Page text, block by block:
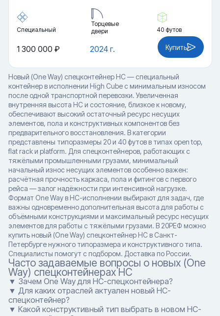
Специальный
Торцевые
двери
40 футов
2024 г.
1 300 000 ₽ Купить
Новый (One Way) спецконтейнер HC — специальный
контейнер в исполнении High Cube с минимальным износом
после одной транспортной перевозки. Увеличенная
внутренняя высота HC и состояние, близкое к новому,
обеспечивают высокий остаточный ресурс несущих
элементов, пола и конструктивных компонентов без
предварительного восстановления. В категории
представлены типоразмеры 20 и 40 футов в типах open top,
flat rack и platform. Для спецконтейнеров, работающих с
тяжёлыми промышленными грузами, минимальный
начальный износ несущих элементов особенно важен:
расчётная прочность каркаса, пола и фитингов с первого
рейса — залог надёжности при интенсивной нагрузке.
Формат One Way в HC-исполнении выбирают для задач, где
важны одновременно дополнительная высота для работы с
объёмными конструкциями и максимальный ресурс несущих
элементов для работы с тяжёлыми грузами. В 20РЕФ можно
купить новый (One Way) спецконтейнер HC в Санкт-
Петербурге нужного типоразмера и конструктивного типа.
Специалисты помогут с подбором. Доставка по России.
Часто задаваемые вопросы о новых (One
Way) спецконтейнерах HC
▼ Зачем One Way для HC-спецконтейнера?
▼ Для каких отраслей актуален новый HC-
спецконтейнер?
▼ Какой конструктивный тип выбрать в новом HC-